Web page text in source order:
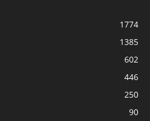
1774
1385
602
446
250
90